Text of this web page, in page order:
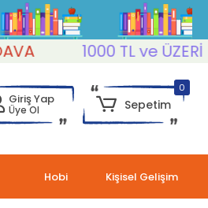
1000 TL ve ÜZERİ
Giriş Yap
Üye Ol
0
Sepetim
Hobi Kişisel Gelişim